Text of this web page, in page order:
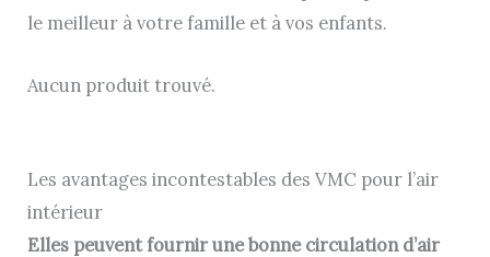
le meilleur à votre famille et à vos enfants.
Aucun produit trouvé.
Les avantages incontestables des VMC pour l’air
intérieur
Elles peuvent fournir une bonne circulation d’air